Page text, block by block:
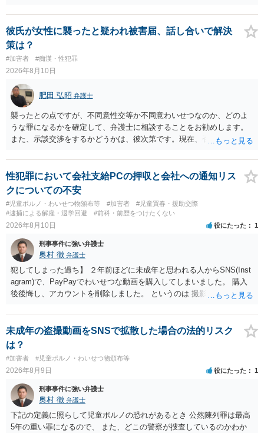
「検察庁」です。まずは振込はせずに、かかれている警察署にホーム
ページなどを別途調べて連絡することをお勧めします。ご参考にして
ください。
彼氏が女性に襲ったと疑われ被害届、話し合いで解決
策は？
#加害者 #痴漢・性犯罪
2026年8月10日
肥田 弘昭 弁護士
襲ったとの点ですが、不同意性交等か不同意わいせつなのか、どのよ
うな罪になるかを確定して、弁護士に相談することをお勧めします。
また、示談交渉をするかどうかは、彼次第です。現在、否認している
を前提に捜査機関に対する弁護活動を弁護人を選任してすべきかと思
います。ご参考にしてください。
性犯罪において会社支給PCの押収と会社への通知リス
クについての不安
#児童ポルノ・わいせつ物頒布等 #加害者
#児童買春・援助交際
#逮捕による解雇・退学回避
#前科・前歴をつけたくない
2026年8月10日 役にたった 1
刑事事件に強い弁護士
奥村 徹 弁護士
犯してしまった過ち】 ２年前ほどに未成年と思われる人からSNS(Inst
agram)で、PayPayでわいせつな動画を購入してしまいました。 購入
後後悔し、アカウントを削除しました。 というのは 撮影済みなら児童
罪・性的姿態撮影罪 16歳未満だと、不同意わいせつ罪（176条3項）
等が検討されます。 罪名によって、会社PCの押収の可能性も変わって
くるでしょう。 一般論としては、 所持罪だけであれば、 弁護士に相
談した上で、実際に使った端末を持って、警察相談に出向いておけば
会社PCまでは押収されないと思います。 不同意わいせつ罪（176条3
項）になると、 自首したとしても、自宅等の捜索差押等が行われる可
能性があります
未成年の盗撮動画をSNSで拡散した場合の法的リスク
は？
#加害者 #児童ポルノ・わいせつ物頒布等
2026年8月9日 役にたった 1
刑事事件に強い弁護士
奥村 徹 弁護士
下記の定義に照らして児童ポルノの恐れがあるとき 公然陳列罪は最高
5年の重い罪になるので、 また、どこの警察が捜査しているのかわか